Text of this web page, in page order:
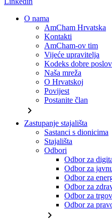
O nama
AmCham Hrvatska
Kontakti
AmCham-ov tim
Vijeće upravitelja
Kodeks dobre
Naša mreža
O Hrvatskoj
Povijest
Postanite član
chevron_right
Zastupanje stajališta
Sastanci s dionicima
Stajališta
Odbori
Odbor za
Odbor za
Odbor za
Odbor za
Odbor za
Odbor za
chevron_right